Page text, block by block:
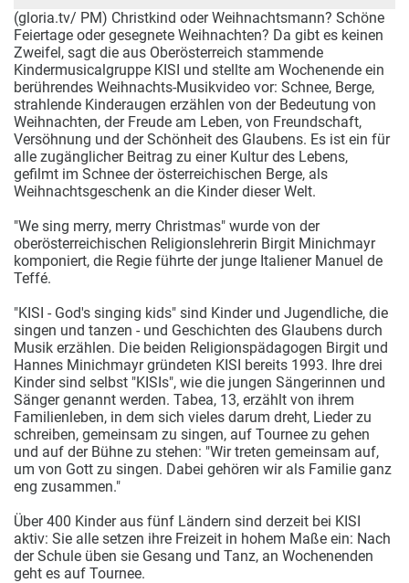
(gloria.tv/ PM) Christkind oder Weihnachtsmann? Schöne
Feiertage oder gesegnete Weihnachten? Da gibt es keinen
Zweifel, sagt die aus Oberösterreich stammende
Kindermusicalgruppe KISI und stellte am Wochenende ein
berührendes Weihnachts-Musikvideo vor: Schnee, Berge,
strahlende Kinderaugen erzählen von der Bedeutung von
Weihnachten, der Freude am Leben, von Freundschaft,
Versöhnung und der Schönheit des Glaubens. Es ist ein für
alle zugänglicher Beitrag zu einer Kultur des Lebens,
gefilmt im Schnee der österreichischen Berge, als
Weihnachtsgeschenk an die Kinder dieser Welt.
"We sing merry, merry Christmas" wurde von der
oberösterreichischen Religionslehrerin Birgit Minichmayr
komponiert, die Regie führte der junge Italiener Manuel de
Teffé.
"KISI - God's singing kids" sind Kinder und Jugendliche, die
singen und tanzen - und Geschichten des Glaubens durch
Musik erzählen. Die beiden Religionspädagogen Birgit und
Hannes Minichmayr gründeten KISI bereits 1993. Ihre drei
Kinder sind selbst "KISIs", wie die jungen Sängerinnen und
Sänger genannt werden. Tabea, 13, erzählt von ihrem
Familienleben, in dem sich vieles darum dreht, Lieder zu
schreiben, gemeinsam zu singen, auf Tournee zu gehen
und auf der Bühne zu stehen: "Wir treten gemeinsam auf,
um von Gott zu singen. Dabei gehören wir als Familie ganz
eng zusammen."
Über 400 Kinder aus fünf Ländern sind derzeit bei KISI
aktiv: Sie alle setzen ihre Freizeit in hohem Maße ein: Nach
der Schule üben sie Gesang und Tanz, an Wochenenden
geht es auf Tournee.